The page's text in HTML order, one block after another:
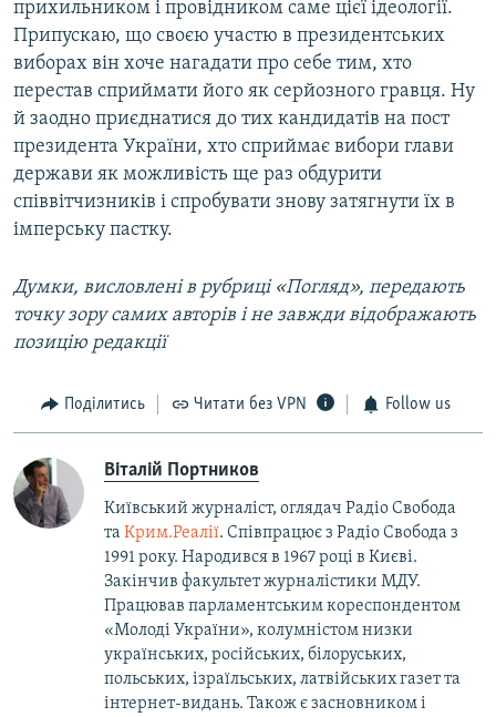
прихильником і провідником саме цієї ідеології.
Припускаю, що своєю участю в президентських
виборах він хоче нагадати про себе тим, хто
перестав сприймати його як серйозного гравця. Ну
й заодно приєднатися до тих кандидатів на пост
президента України, хто сприймає вибори глави
держави як можливість ще раз обдурити
співвітчизників і спробувати знову затягнути їх в
імперську пастку.
Думки, висловлені в рубриці «Погляд», передають
точку зору самих авторів і не завжди відображають
позицію редакції
Поділитись Читати без VPN Follow us
Віталій Портников
Київський журналіст, оглядач Радіо Свобода
та Крим.Реалії. Співпрацює з Радіо Свобода з
1991 року. Народився в 1967 році в Києві.
Закінчив факультет журналістики МДУ.
Працював парламентським кореспондентом
«Молоді України», колумністом низки
українських, російських, білоруських,
польських, ізраїльських, латвійських газет та
інтернет-видань. Також є засновником і